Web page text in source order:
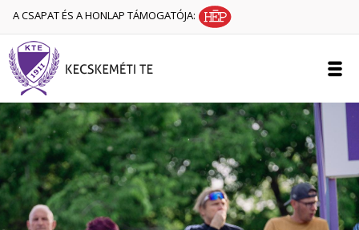
A CSAPAT ÉS A HONLAP TÁMOGATÓJA: